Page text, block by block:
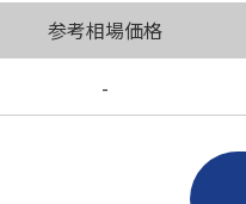
参考相場価格
-